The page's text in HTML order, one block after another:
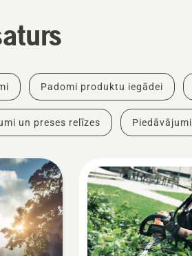
Padomi produktu iegādei
un preses relīzes Piedāvājumi